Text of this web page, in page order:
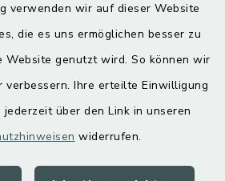
verwenden wir auf dieser Website
die es uns ermöglichen besser zu
Website genutzt wird. So können wir
verbessern. Ihre erteilte Einwilligung
über den Link in unseren
widerrufen.